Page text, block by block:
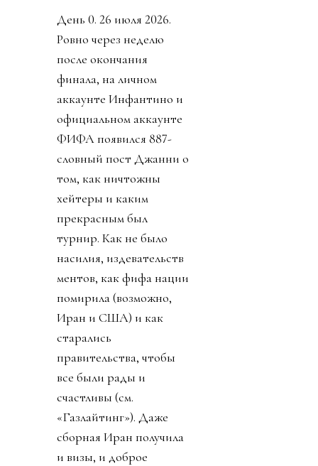
День 0. 26 июля 2026.
Ровно через неделю
после окончания
финала, на личном
аккаунте Инфантино и
официальном аккаунте
ФИФА появился 887-
словный пост Джанни о
том, как ничтожны
хейтеры и каким
прекрасным был
турнир. Как не было
насилия, издевательств
ментов, как фифа нации
помирила (возможно,
Иран и США) и как
старались
правительства, чтобы
все были рады и
счастливы (см.
«Газлайтинг»). Даже
сборная Иран получила
и визы, и доброе